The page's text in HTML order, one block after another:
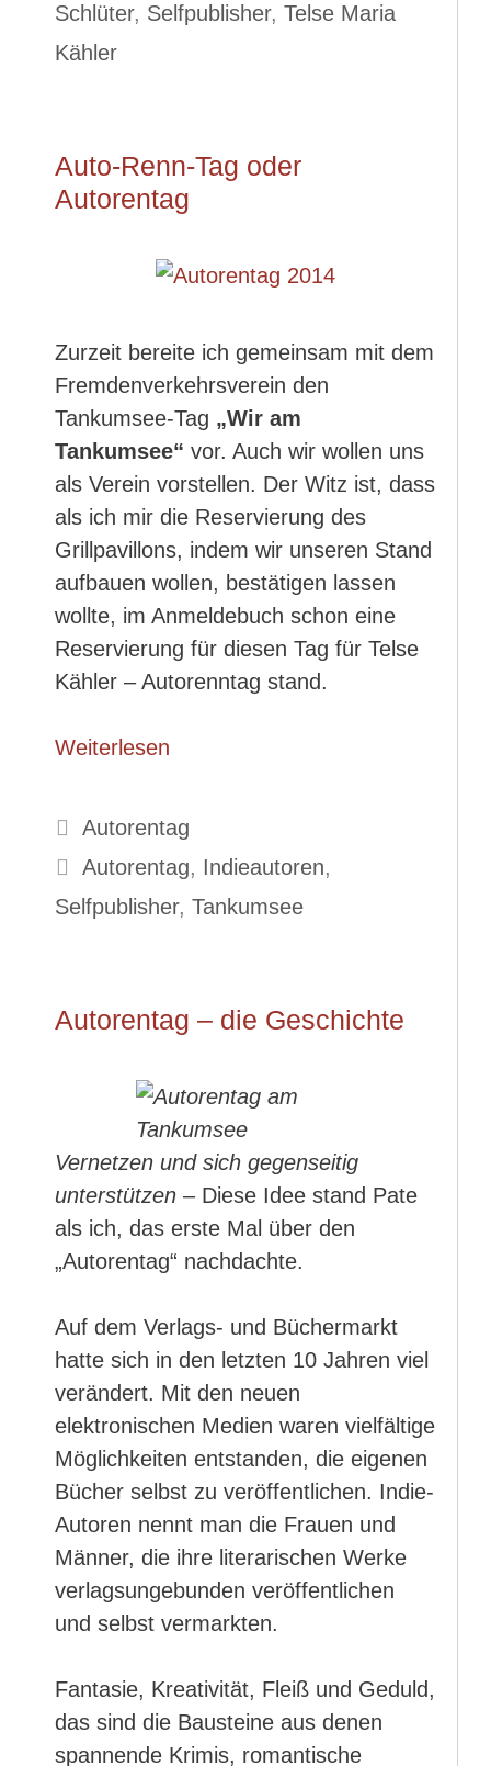
Schlüter, Selfpublisher, Telse Maria
Kähler
Auto-Renn-Tag oder
Autorentag
Zurzeit bereite ich gemeinsam mit dem
Fremdenverkehrsverein den
Tankumsee-Tag „Wir am
Tankumsee“ vor. Auch wir wollen uns
als Verein vorstellen. Der Witz ist, dass
als ich mir die Reservierung des
Grillpavillons, indem wir unseren Stand
aufbauen wollen, bestätigen lassen
wollte, im Anmeldebuch schon eine
Reservierung für diesen Tag für Telse
Kähler – Autorenntag stand.
Weiterlesen
Kategorien
Autorentag
Schlagwörter
Autorentag, Indieautoren,
Selfpublisher, Tankumsee
Autorentag – die Geschichte
Vernetzen und sich gegenseitig
unterstützen – Diese Idee stand Pate
als ich, das erste Mal über den
„Autorentag“ nachdachte.
Auf dem Verlags- und Büchermarkt
hatte sich in den letzten 10 Jahren viel
verändert. Mit den neuen
elektronischen Medien waren vielfältige
Möglichkeiten entstanden, die eigenen
Bücher selbst zu veröffentlichen. Indie-
Autoren nennt man die Frauen und
Männer, die ihre literarischen Werke
verlagsungebunden veröffentlichen
und selbst vermarkten.
Fantasie, Kreativität, Fleiß und Geduld,
das sind die Bausteine aus denen
spannende Krimis, romantische